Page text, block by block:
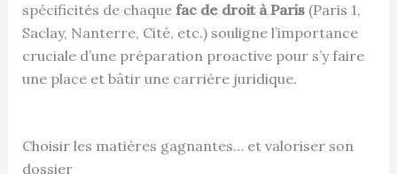
spécificités de chaque fac de droit à Paris(Paris 1,
Saclay, Nanterre, Cité, etc.) souligne l’importance
cruciale d’une préparation proactive pour s’y faire
une place et bâtir une carrière juridique.
Choisir les matières gagnantes… et valoriser son
dossier